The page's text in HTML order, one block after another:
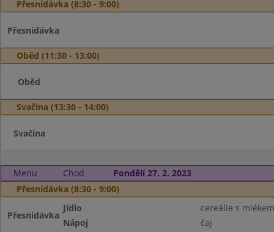
Přesnídávka (8:30 - 9:00)
Přesnídávka
Oběd (11:30 - 13:00)
Oběd
Svačina (13:30 - 14:00)
Svačina
Menu Chod
Pondělí 27. 2. 2023
Přesnídávka (8:30 - 9:00)
Přesnídávka
Jídlo
cereálie s mlékem
Nápoj
čaj